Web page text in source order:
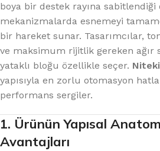
boya bir destek rayına sabitlendiği
mekanizmalarda esnemeyi
bir hareket sunar. Tasarımcılar,
ve maksimum rijitlik gereken ağır
yataklı bloğu özellikle seçer.
yapısıyla en zorlu otomasyon
performans sergiler.
1. Ürünün Yapısal
Avantajları